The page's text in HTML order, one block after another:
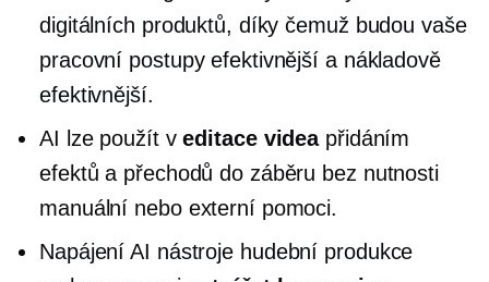
digitálních produktů, díky čemuž budou vaše
pracovní postupy efektivnější a nákladově
efektivnější.
AI lze použít veditace videapřidáním
efektů a přechodů do záběru bez nutnosti
manuální nebo externí pomoci.
Napájení AI nástroje hudební produkce